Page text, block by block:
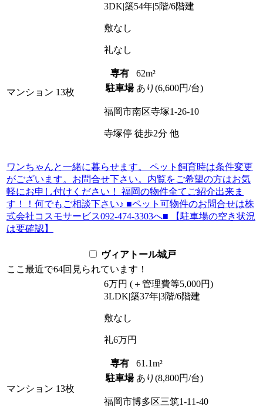
マンション 13枚
3DK|築54年|5階/6階建
敷なし
礼なし
専有
62m²
駐車場 あり(6,600円/台)
福岡市南区寺塚1-26-10
寺塚停 徒歩2分 他
ワンちゃんと一緒に暮らせます。 ペット飼育時は条件変更
がございます。お問合せ下さい。内覧をご希望の方はお気
軽にお申し付けください！ 福岡の物件全てご紹介出来ま
す！！何でもご相談下さい♪ ■ペット可物件のお問合せは株
式会社コスモサービス092-474-3303へ■ 【駐車場の空き状況
は要確認】
ヴィアトール城戸
ここ最近で64回 見られています！
マンション 13枚
6万円 (＋管理費等5,000円)
3LDK|築37年|3階/6階建
敷なし
礼6万円
専有
61.1m²
駐車場 あり(8,800円/台)
福岡市博多区三筑1-11-40